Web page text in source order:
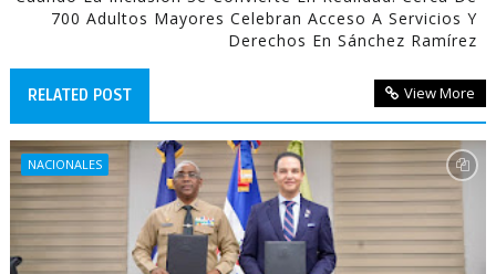
700 Adultos Mayores Celebran Acceso A Servicios Y
Derechos En Sánchez Ramírez
RELATED POST View More
NACIONALES